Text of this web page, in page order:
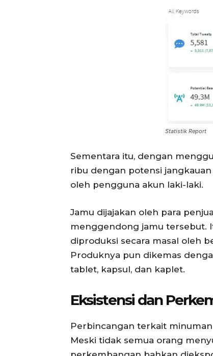
Statistik Report
Sementara itu, dengan
ribu dengan potensi
oleh pengguna akun laki-laki.
Jamu dijajakan oleh para
menggendong jamu tersebut.
diproduksi secara masal oleh
Produknya pun dikemas
tablet, kapsul, dan kaplet.
Eksistensi dan
Perbincangan terkait
Meski tidak semua orang